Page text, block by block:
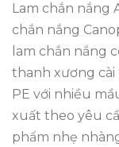
Lam chắn nắng
chắn nắng
lam chắn nắng
thanh xương cài
PE với nhiều
xuất theo yêu
phẩm nhẹ